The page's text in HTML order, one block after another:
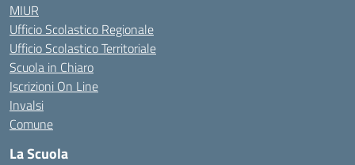
MIUR
Ufficio Scolastico Regionale
Ufficio Scolastico Territoriale
Scuola in Chiaro
Iscrizioni On Line
Invalsi
Comune
La Scuola